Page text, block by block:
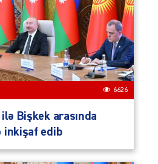
6626
Bişkek arasında
inkişaf edib